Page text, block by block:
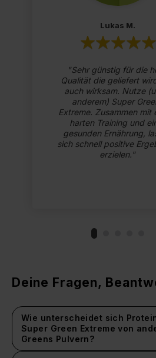
Lukas M.
Sehr günstig für die
Qualität die geliefert
auch wirksam. Nutze
anderem) Super
Extreme. Zusammen mit
harten Training und
gesunden Ernährung,
sich schnell positive
erzielen.
Deine Fragen,
Wie unterscheidet sich
Super Green Extreme von
Greens Pulvern?